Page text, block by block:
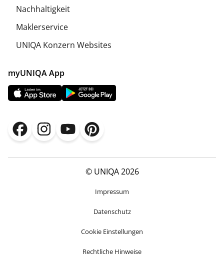
Nachhaltigkeit
Maklerservice
UNIQA Konzern Websites
myUNIQA App
© UNIQA 2026
Impressum
Datenschutz
Cookie Einstellungen
Rechtliche Hinweise